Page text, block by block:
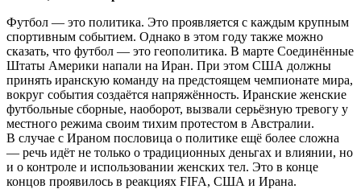
Футбол — это политика. Это проявляется с каждым крупным
спортивным событием. Однако в этом году также можно
сказать, что футбол — это геополитика. В марте Соединённые
Штаты Америки напали на Иран. При этом США должны
принять иранскую команду на предстоящем чемпионате мира,
вокруг события создаётся напряжённость. Иранские женские
футбольные сборные, наоборот, вызвали серьёзную тревогу у
местного режима своим тихим протестом в Австралии.
В случае с Ираном пословица о политике ещё более сложна
— речь идёт не только о традиционных деньгах и влиянии, но
и о контроле и использовании женских тел. Это в конце
концов проявилось в реакциях FIFA, США и Ирана.